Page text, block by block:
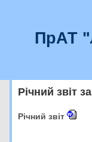
ПрАТ
Річний звіт
Річний звіт